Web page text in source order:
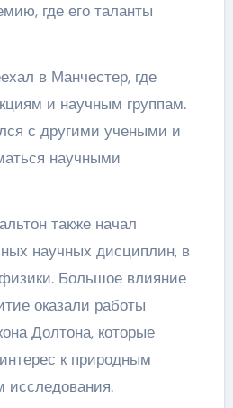
где его таланты
в Манчестер, где
и научным группам.
с другими учеными и
научными
также начал
научных дисциплин, в
Большое влияние
оказали работы
Долтона, которые
к природным
исследования.